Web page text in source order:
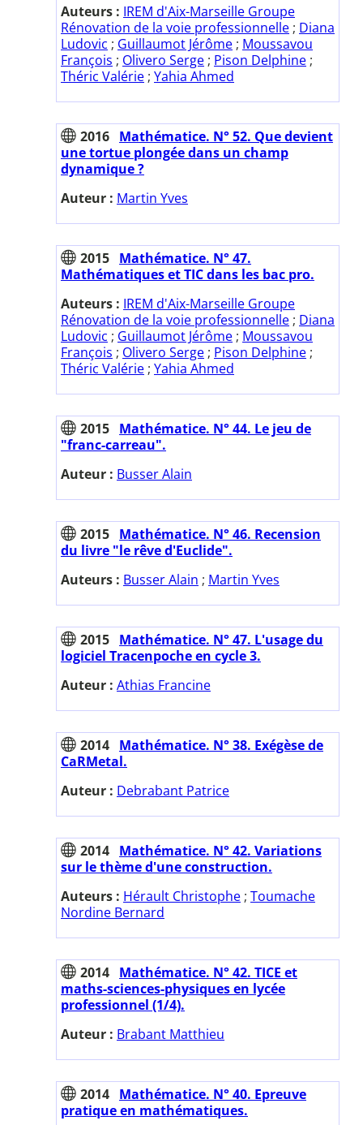
Auteurs : IREM d'Aix-Marseille Groupe
Rénovation de la voie professionnelle ; Diana
Ludovic ; Guillaumot Jérôme ; Moussavou
François ; Olivero Serge ; Pison Delphine ;
Théric Valérie ; Yahia Ahmed
2016 Mathématice. N° 52. Que devient
une tortue plongée dans un champ
dynamique ?
Auteur : Martin Yves
2015 Mathématice. N° 47.
Mathématiques et TIC dans les bac pro.
Auteurs : IREM d'Aix-Marseille Groupe
Rénovation de la voie professionnelle ; Diana
Ludovic ; Guillaumot Jérôme ; Moussavou
François ; Olivero Serge ; Pison Delphine ;
Théric Valérie ; Yahia Ahmed
2015 Mathématice. N° 44. Le jeu de
"franc-carreau".
Auteur : Busser Alain
2015 Mathématice. N° 46. Recension
du livre "le rêve d'Euclide".
Auteurs : Busser Alain ; Martin Yves
2015 Mathématice. N° 47. L'usage du
logiciel Tracenpoche en cycle 3.
Auteur : Athias Francine
2014 Mathématice. N° 38. Exégèse de
CaRMetal.
Auteur : Debrabant Patrice
2014 Mathématice. N° 42. Variations
sur le thème d'une construction.
Auteurs : Hérault Christophe ; Toumache
Nordine Bernard
2014 Mathématice. N° 42. TICE et
maths-sciences-physiques en lycée
professionnel (1/4).
Auteur : Brabant Matthieu
2014 Mathématice. N° 40. Epreuve
pratique en mathématiques.